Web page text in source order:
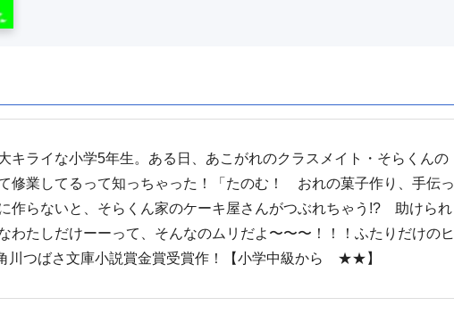
ライな小学5年生。ある日、あこがれのクラスメイト・そらくんの
修業してるって知っちゃった！「たのむ！ おれの菓子作り、手伝っ
作らないと、そらくん家のケーキ屋さんがつぶれちゃう!? 助けられ
わたしだけーーって、そんなのムリだよ〜〜〜！！！ふたりだけのヒ
川つばさ文庫小説賞金賞受賞作！【小学中級から ★★】